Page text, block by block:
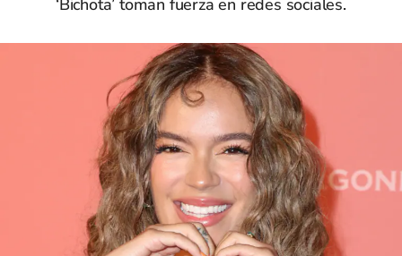
‘Bichota’ toman fuerza en redes sociales.